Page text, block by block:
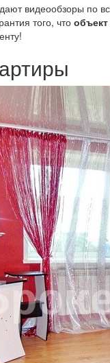
видеообзоры по
того, что